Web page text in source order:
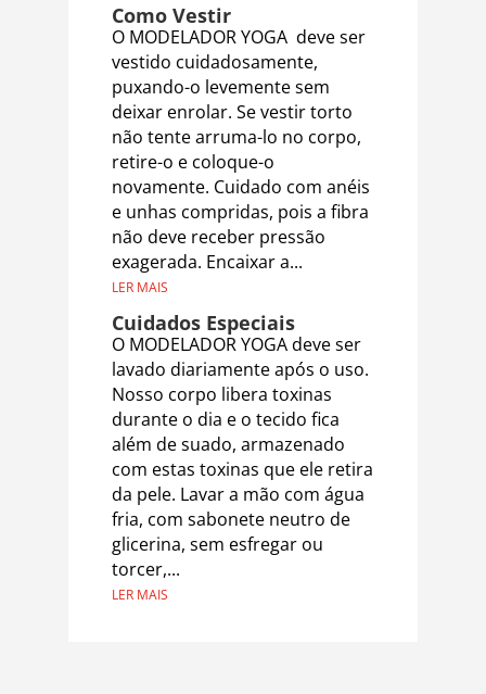
Como Vestir
O MODELADOR YOGA deve ser
vestido cuidadosamente,
puxando-o levemente sem
deixar enrolar. Se vestir torto
não tente arruma-lo no corpo,
retire-o e coloque-o
novamente. Cuidado com anéis
e unhas compridas, pois a fibra
não deve receber pressão
exagerada. Encaixar a...
LER MAIS
Cuidados Especiais
O MODELADOR YOGA deve ser
lavado diariamente após o uso.
Nosso corpo libera toxinas
durante o dia e o tecido fica
além de suado, armazenado
com estas toxinas que ele retira
da pele. Lavar a mão com água
fria, com sabonete neutro de
glicerina, sem esfregar ou
torcer,...
LER MAIS